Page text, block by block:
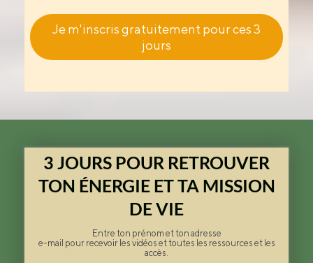
Je m'inscris gratuitement pour ces 3
jours
3 JOURS POUR RETROUVER
TON ÉNERGIE ET TA MISSION
DE VIE
Entre ton prénom et ton adresse
e-mail pour recevoir les vidéos et toutes les ressources et les
accès.